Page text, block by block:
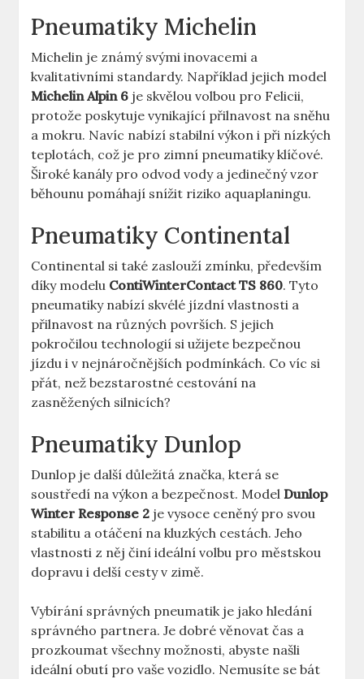
Pneumatiky Michelin
Michelin je známý svými inovacemi a
kvalitativními standardy. Například jejich model
Michelin Alpin 6 je skvělou volbou pro Felicii,
protože poskytuje vynikající přilnavost na sněhu
a mokru. Navíc nabízí stabilní výkon i při nízkých
teplotách, což je pro zimní pneumatiky klíčové.
Široké kanály pro odvod vody a jedinečný vzor
běhounu pomáhají snížit riziko aquaplaningu.
Pneumatiky Continental
Continental si také zaslouží zmínku, především
díky modelu ContiWinterContact TS 860. Tyto
pneumatiky nabízí skvélé jízdní vlastnosti a
přilnavost na různých površích. S jejich
pokročilou technologií si užijete bezpečnou
jízdu i v nejnáročnějších podmínkách. Co víc si
přát, než bezstarostné cestování na
zasněžených silnicích?
Pneumatiky Dunlop
Dunlop je další důležitá značka, která se
soustředí na výkon a bezpečnost. ModelDunlop
Winter Response 2 je vysoce ceněný pro svou
stabilitu a otáčení na kluzkých cestách. Jeho
vlastnosti z něj činí ideální volbu pro městskou
dopravu i delší cesty v zimě.
Vybírání správných pneumatik je jako hledání
správného partnera. Je dobré věnovat čas a
prozkoumat všechny možnosti, abyste našli
ideální obutí pro vaše vozidlo. Nemusíte se bát